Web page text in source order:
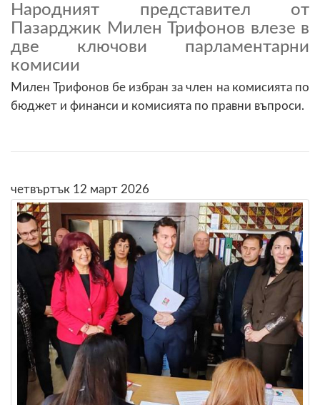
Народният представител от
Пазарджик Милен Трифонов влезе в
две ключови парламентарни
комисии
Милен Трифонов бе избран за член на комисията по
бюджет и финанси и комисията по правни въпроси.
четвъртък 12 март 2026